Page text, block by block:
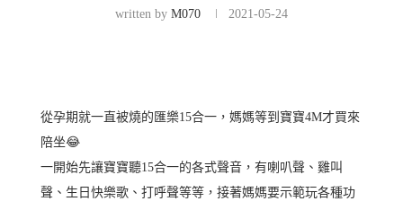
written by M070 2021-05-24
從孕期就一直被燒的匯樂15合一，媽媽等到寶寶4M才買來
陪坐😂
一開始先讓寶寶聽15合一的各式聲音，有喇叭聲、雞叫
聲、生日快樂歌、打呼聲等等，接著媽媽要示範玩各種功